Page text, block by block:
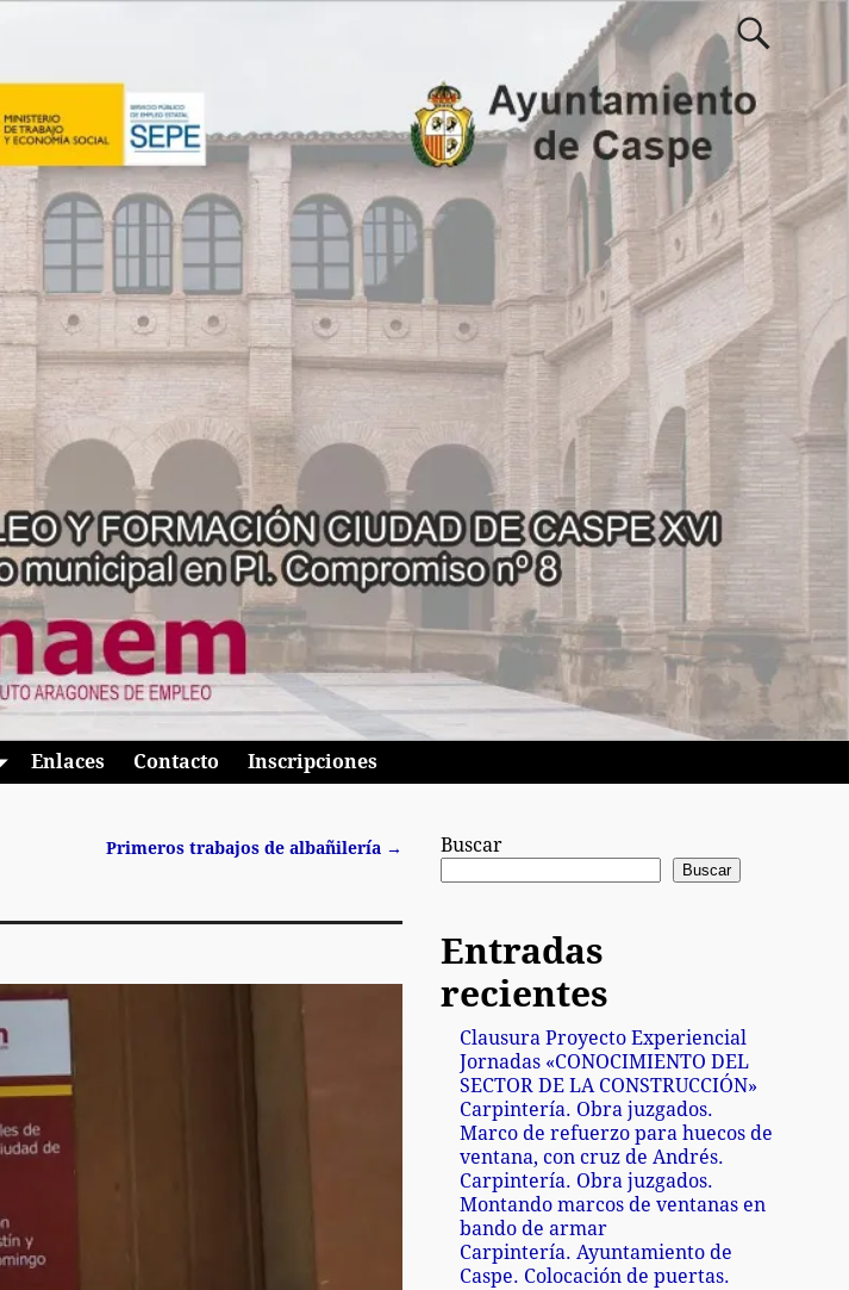
Enlaces Contacto
Inscripciones
Primeros trabajos de albañilería → Buscar
Buscar
Entradas
recientes
Clausura Proyecto Experiencial
Jornadas «CONOCIMIENTO DEL
SECTOR DE LA CONSTRUCCIÓN»
Carpintería. Obra juzgados.
Marco de refuerzo para huecos de
ventana, con cruz de Andrés.
Carpintería. Obra juzgados.
Montando marcos de ventanas en
bando de armar
Carpintería. Ayuntamiento de
Caspe. Colocación de puertas.